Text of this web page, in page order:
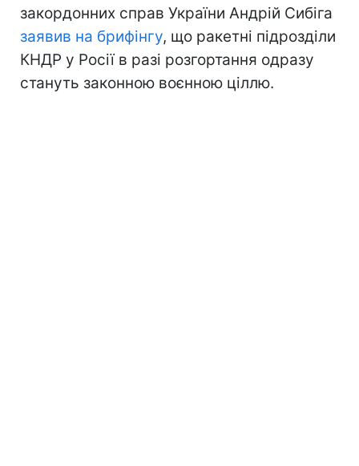
закордонних справ України Андрій Сибіга
заявив на брифінгу, що ракетні підрозділи
КНДР у Росії в разі розгортання одразу
стануть законною воєнною ціллю.